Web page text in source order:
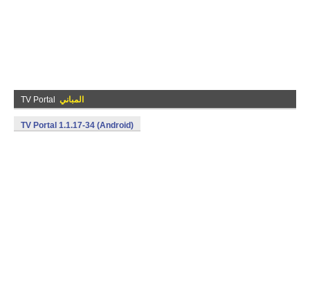
TV Portal المباني
TV Portal 1.1.17-34 (Android)